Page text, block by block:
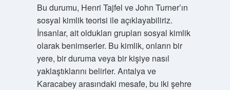
Bu durumu, Henri Tajfel ve John Turner’ın
sosyal kimlik teorisi ile açıklayabiliriz.
İnsanlar, ait oldukları grupları sosyal kimlik
olarak benimserler. Bu kimlik, onların bir
yere, bir duruma veya bir kişiye nasıl
yaklaştıklarını belirler. Antalya ve
Karacabey arasındaki mesafe, bu iki şehre